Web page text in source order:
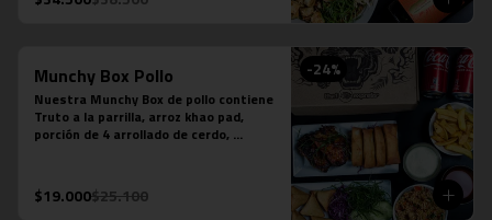
-24%
Munchy Box Pollo
Nuestra Munchy Box de pollo contiene
Truto a la parrilla, arroz khao pad,
porción de 4 arrollado de cerdo,
lata a tu elección.
$19.000$25.100